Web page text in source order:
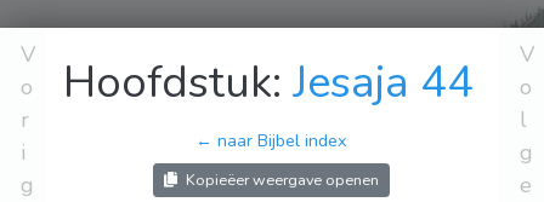
V
o
r
i
g
Hoofdstuk:Jesaja 44
← naar Bijbel index
Kopieëer weergave openen
V
o
l
g
e